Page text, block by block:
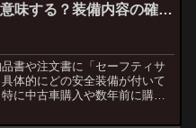
味する？装備内容の確認
書や注文書に「セーフティサ
体的にどの安全装備が付いて
に中古車購入や数年前に購入